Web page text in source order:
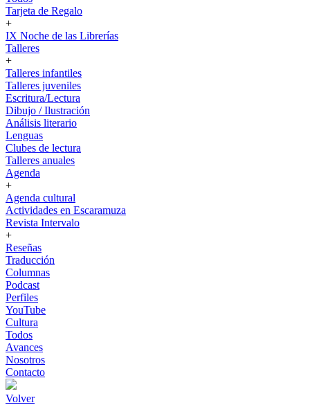
Tarjeta de Regalo
+
IX Noche de las Librerías
Talleres
+
Talleres infantiles
Talleres juveniles
Escritura/Lectura
Dibujo / Ilustración
Análisis literario
Lenguas
Clubes de lectura
Talleres anuales
Agenda
+
Agenda cultural
Actividades en Escaramuza
Revista Intervalo
+
Reseñas
Traducción
Columnas
Podcast
Perfiles
YouTube
Cultura
Todos
Avances
Nosotros
Contacto
Volver